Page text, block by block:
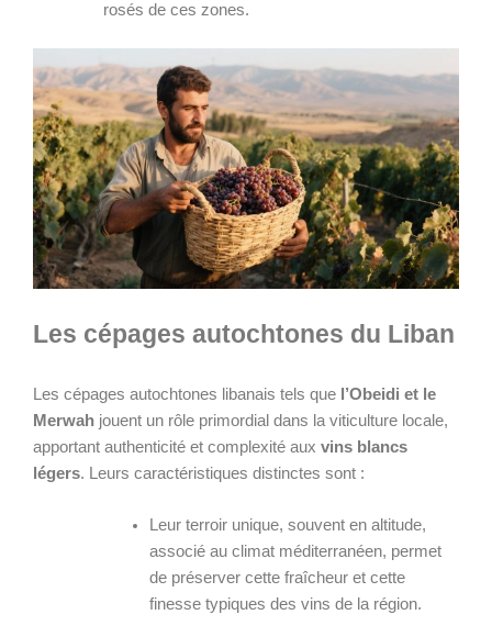
rosés de ces zones.
Les cépages autochtones du Liban
Les cépages autochtones libanais tels que l’Obeidi et le
Merwah jouent un rôle primordial dans la viticulture locale,
apportant authenticité et complexité aux vins blancs
légers. Leurs caractéristiques distinctes sont :
Leur terroir unique, souvent en altitude,
associé au climat méditerranéen, permet
de préserver cette fraîcheur et cette
finesse typiques des vins de la région.